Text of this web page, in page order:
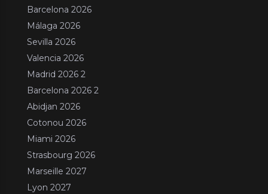
Barcelona 2026
Málaga 2026
Sevilla 2026
Valencia 2026
Madrid 2026 2
Barcelona 2026 2
Abidjan 2026
Cotonou 2026
Miami 2026
Strasbourg 2026
Marseille 2027
Lyon 2027